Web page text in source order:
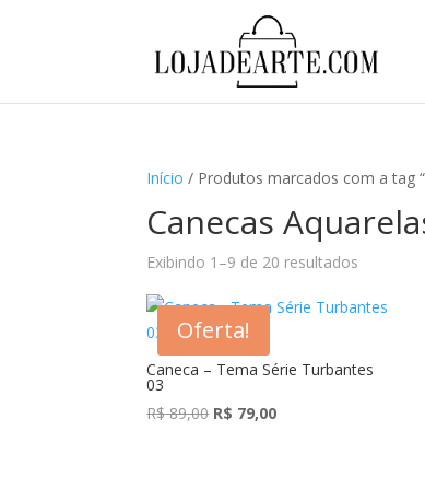
Início / Produtos marcados com a tag
Canecas
Exibindo 1–9 de 20 resultados
Oferta!
Caneca – Tema Série Turbantes
03
R$89,00 O
R$ 79,00O